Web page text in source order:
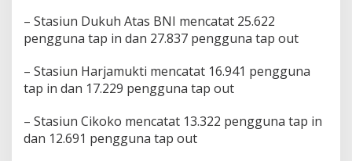
– Stasiun Dukuh Atas BNI mencatat 25.622
pengguna tap in dan 27.837 pengguna tap out
– Stasiun Harjamukti mencatat 16.941 pengguna
tap in dan 17.229 pengguna tap out
– Stasiun Cikoko mencatat 13.322 pengguna tap in
dan 12.691 pengguna tap out